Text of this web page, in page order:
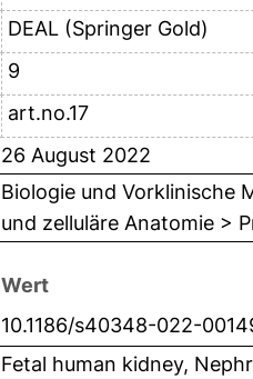
DEAL (Springer Gold)
9
art.no.17
26 August 2022
Biologie und Vorklinische
und zelluläre Anatomie >
Wert
10.1186/s40348-022-
Fetal human kidney,